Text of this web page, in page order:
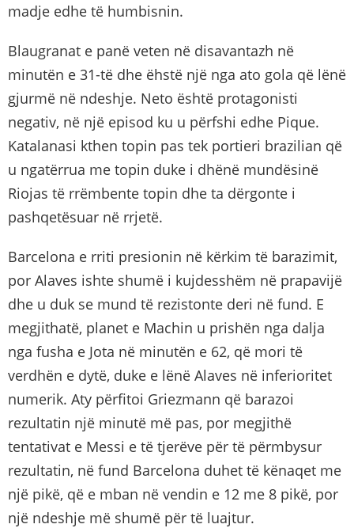
madje edhe të humbisnin.
Blaugranat e panë veten në disavantazh në
minutën e 31-të dhe ëhstë një nga ato gola që lënë
gjurmë në ndeshje. Neto është protagonisti
negativ, në një episod ku u përfshi edhe Pique.
Katalanasi kthen topin pas tek portieri brazilian që
u ngatërrua me topin duke i dhënë mundësinë
Riojas të rrëmbente topin dhe ta dërgonte i
pashqetësuar në rrjetë.
Barcelona e rriti presionin në kërkim të barazimit,
por Alaves ishte shumë i kujdesshëm në prapavijë
dhe u duk se mund të rezistonte deri në fund. E
megjithatë, planet e Machin u prishën nga dalja
nga fusha e Jota në minutën e 62, që mori të
verdhën e dytë, duke e lënë Alaves në inferioritet
numerik. Aty përfitoi Griezmann që barazoi
rezultatin një minutë më pas, por megjithë
tentativat e Messi e të tjerëve për të përmbysur
rezultatin, në fund Barcelona duhet të kënaqet me
një pikë, që e mban në vendin e 12 me 8 pikë, por
një ndeshje më shumë për të luajtur.